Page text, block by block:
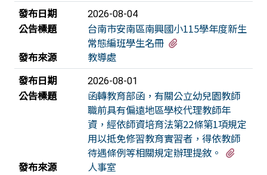
發布日期
2026-08-04
公告標題
台南市安南區南興國小115學年度新生
常態編班學生名冊
發布來源
教導處
發布日期
2026-08-01
公告標題
函轉教育部函，有關公立幼兒園教師
職前具有偏遠地區學校代理教師年
資，經依師資培育法第22條第1項規定
用以抵免修習教育實習者，得依教師
待遇條例等相關規定辦理提敘。
發布來源
人事室